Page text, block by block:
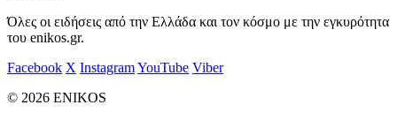
Όλες οι ειδήσεις από την Ελλάδα και τον κόσμο με την εγκυρότητα
του enikos.gr.
Facebook X InstagramYouTube Viber
© 2026 ENIKOS